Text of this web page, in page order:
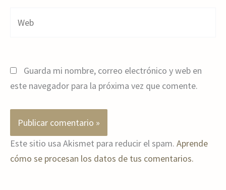
Guarda mi nombre, correo electrónico y web en
este navegador para la próxima vez que comente.
Este sitio usa Akismet para reducir el spam. Aprende
cómo se procesan los datos de tus comentarios.